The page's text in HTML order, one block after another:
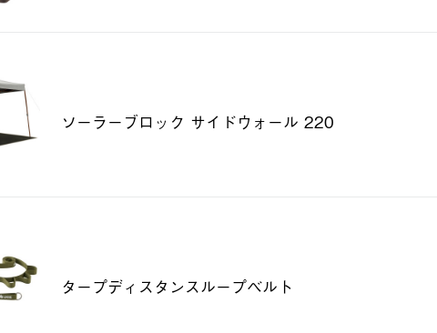
ソーラーブロック サイドウォール 220
タープディスタンスループベルト